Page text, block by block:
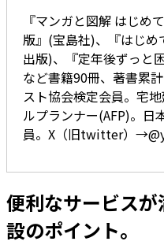
『マンガと図解 はじめ
版』(宝島社)、『はじめ
出版)、『定年後ずっと
など書籍90冊、著書累
スト協会検定会員。宅
ルプランナー(AFP)。日
員。X（旧twitter）
便利なサービス
設のポイント。